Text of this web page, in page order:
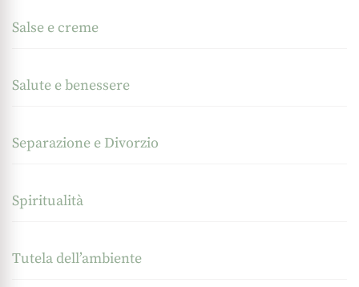
Salse e creme
Salute e benessere
Separazione e Divorzio
Spiritualità
Tutela dell’ambiente